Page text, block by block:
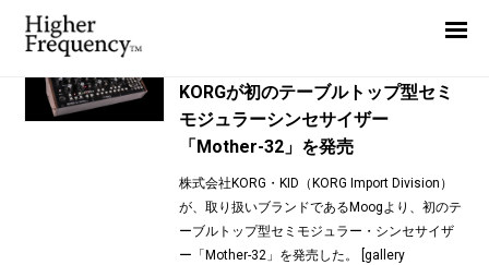
TAG: Moog
KORGが初のテーブルトップ型セミ
モジュラーシンセサイザー
「Mother-32」を発売
株式会社KORG・KID（KORG Import Division）
が、取り扱いブランドであるMoogより、初のテ
ーブルトップ型セミモジュラー・シンセサイザ
ー「Mother-32」を発売した。 [gallery
News
Interview
Report